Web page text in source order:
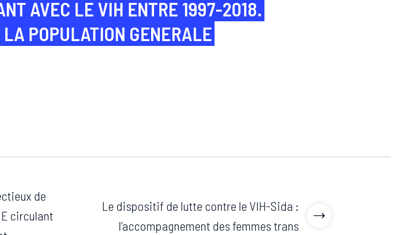
AVEC LE VIH ENTRE 1997-2018.
LA POPULATION GENERALE
de
circulant
Le dispositif de lutte contre le VIH-Sida :
l’accompagnement des femmes trans